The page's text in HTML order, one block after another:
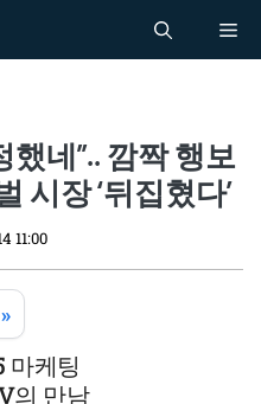
네”.. 깜짝 행보
시장 ‘뒤집혔다’
11:00
»
마케팅
의 만남